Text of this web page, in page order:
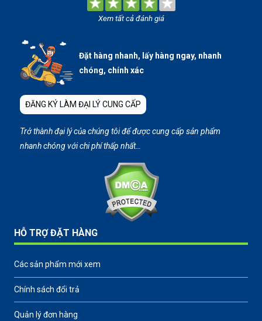
Xem tất cả đánh giá
Đặt hàng nhanh, lấy hàng ngay, nhanh
chóng, chính xác
ĐĂNG KÝ LÀM ĐẠI LÝ CUNG CẤP
Trở thành đại lý của chúng tôi để được cung cấp sản phẩm
nhanh chóng với chi phí thấp nhất…
HỖ TRỢ ĐẶT HÀNG
Các sản phẩm mới xem
Chính sách đổi trả
Quản lý đơn hàng